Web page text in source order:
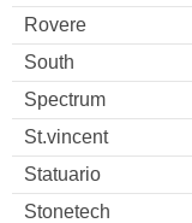
Rovere
South
Spectrum
St.vincent
Statuario
Stonetech